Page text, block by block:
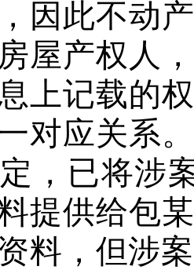
因此不动
屋产权人
上记载的
对应关系
，已将涉
提供给包
料，但涉